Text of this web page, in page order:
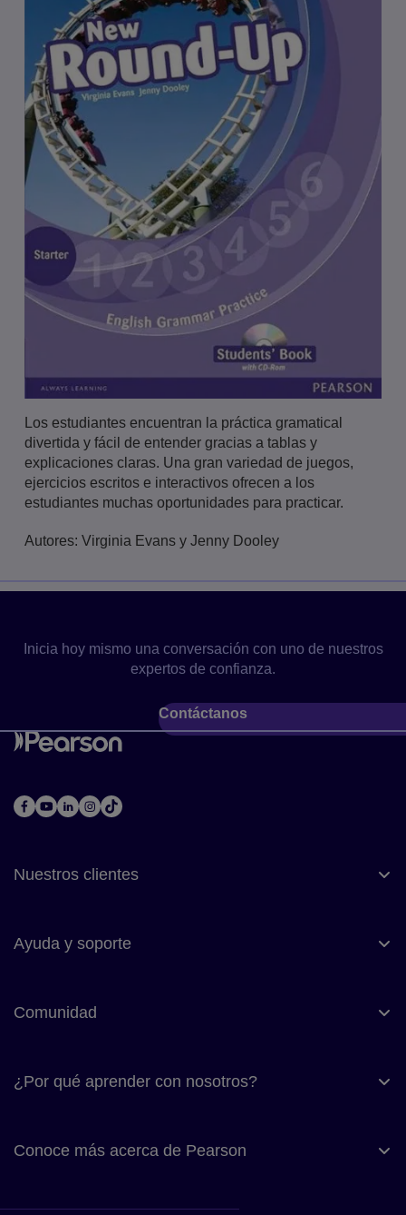
Los estudiantes encuentran la práctica gramatical
divertida y fácil de entender gracias a tablas y
explicaciones claras. Una gran variedad de juegos,
ejercicios escritos e interactivos ofrecen a los
estudiantes muchas oportunidades para practicar.
Autores: Virginia Evans y Jenny Dooley
Inicia hoy mismo una conversación con uno de nuestros
expertos de confianza.
Contáctanos
Nuestros clientes
Ayuda y soporte
Comunidad
¿Por qué aprender con nosotros?
Conoce más acerca de Pearson